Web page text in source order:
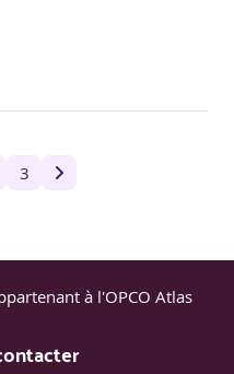
3
à l'OPCO Atlas